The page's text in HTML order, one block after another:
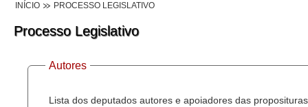
Lei de Acesso à Informação
Dados Governamentais Abertos
Planejamento
INÍCIO PROCESSO LEGISLATIVO
Processo Legislativo
Autores
Lista dos deputados autores e apoiadores das proposituras